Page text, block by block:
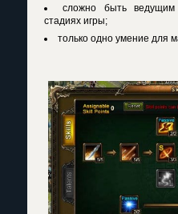
сложно быть
стадиях игры;
только одно умение для